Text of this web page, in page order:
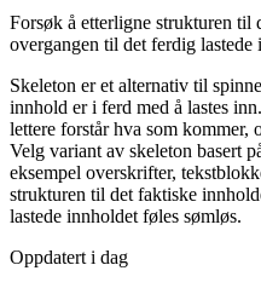
Forsøk å etterligne strukturen til
overgangen til det ferdig lastede
Skeleton er et alternativ til
innhold er i ferd med å lastes
lettere forstår hva som kommer,
Velg variant av skeleton basert
eksempel overskrifter,
strukturen til det faktiske
lastede innholdet føles sømløs.
Oppdatert i dag